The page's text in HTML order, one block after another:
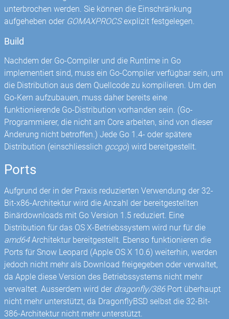
unterbrochen werden. Sie können die Einschränkung
aufgeheben oder GOMAXPROCSexplizit festgelegen.
Build
Nachdem der Go-Compiler und die Runtime in Go
implementiert sind, muss ein Go-Compiler verfügbar sein, um
die Distribution aus dem Quellcode zu kompilieren. Um den
Go-Kern aufzubauen, muss daher bereits eine
funktionierende Go-Distribution vorhanden sein. (Go-
Programmierer, die nicht am Core arbeiten, sind von dieser
Änderung nicht betroffen.) Jede Go 1.4- oder spätere
Distribution (einschliesslich gccgo) wird bereitgestellt.
Ports
Aufgrund der in der Praxis reduzierten Verwendung der 32-
Bit-x86-Architektur wird die Anzahl der bereitgestellten
Binärdownloads mit Go Version 1.5 reduziert. Eine
Distribution für das OS X-Betriebssystem wird nur für die
amd64Architektur bereitgestellt. Ebenso funktionieren die
Ports für Snow Leopard (Apple OS X 10.6) weiterhin, werden
jedoch nicht mehr als Download freigegeben oder verwaltet,
da Apple diese Version des Betriebssystems nicht mehr
verwaltet. Ausserdem wird der dragonfly/386Port überhaupt
nicht mehr unterstützt, da DragonflyBSD selbst die 32-Bit-
386-Architektur nicht mehr unterstützt.